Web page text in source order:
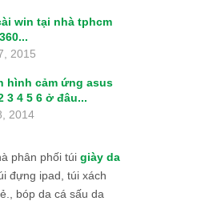
win tại nhà tphcm
2015
hình cảm ứng asus
3 4 5 6 ở đâu...
2014
phân phối túi giày da
đựng ipad, túi xách
bóp da cá sấu da